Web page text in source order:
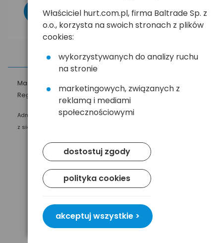
Masz pytania?
Regulamin
Polityka prywatności
Administratorem Twoich danych osobowych jest Baltrade sp. z o.o.
z siedzibą w Gdańsku przy ul. Geodetów 24, 80-298 Gdańsk.
Właściciel hurt.com.pl, firma Baltrade Sp. z
o.o., korzysta na swoich stronach z plików
cookies:
wykorzystywanych do analizy ruchu
na stronie
marketingowych, związanych z
reklamą i mediami
społecznościowymi
dostostuj zgody
polityka cookies
akceptuj wszystkie >